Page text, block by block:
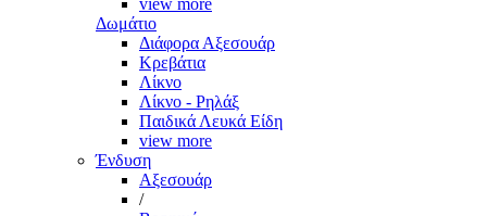
view more
Δωμάτιο
Διάφορα Αξεσουάρ
Κρεβάτια
Λίκνο
Λίκνο - Ρηλάξ
Παιδικά Λευκά Είδη
view more
Ένδυση
Αξεσουάρ
/